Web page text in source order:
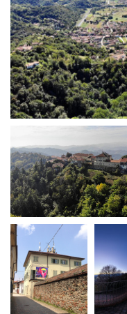
Location scouting
Spazi nella sede FCTP
Sala Casting
Sala Paolo Tenna
FILM FUNDS
Piemonte Film Tv Fund
Piemonte Film Tv
Piemonte Doc Film Fund
Short Film Fund
PRODUCTION GUIDE
Società di produzione
Strutture di servizio
Professionisti
Attrici-Attori
Beginners